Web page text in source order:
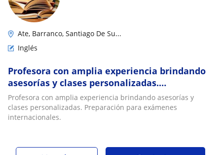
Ate, Barranco, Santiago De Su...
Inglés
Profesora con amplia experiencia brindando
asesorías y clases personalizadas.
Preparación para exámenes internacionales
Profesora con amplia experiencia brindando asesorías y
clases personalizadas. Preparación para exámenes
internacionales.